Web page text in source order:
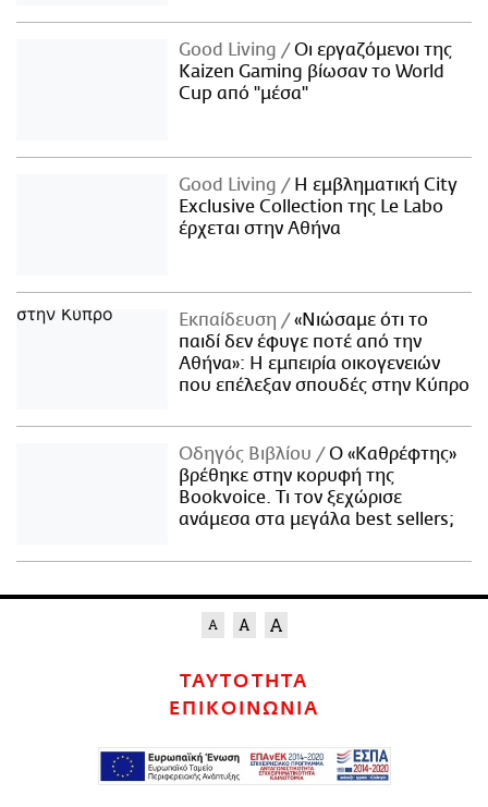
Good Living
Οι εργαζόμενοι της
Kaizen Gaming βίωσαν το World
Cup από "μέσα"
Good Living
Η εμβληματική City
Exclusive Collection της Le Labo
έρχεται στην Αθήνα
Εκπαίδευση
«Νιώσαμε ότι το
παιδί δεν έφυγε ποτέ από την
Αθήνα»: Η εμπειρία οικογενειών
που επέλεξαν σπουδές στην Κύπρο
Οδηγός Βιβλίου
Ο «Καθρέφτης»
βρέθηκε στην κορυφή της
Bookvoice. Τι τον ξεχώρισε
ανάμεσα στα μεγάλα best sellers;
ΤΑΥΤΟΤΗΤΑ
ΕΠΙΚΟΙΝΩΝΙΑ